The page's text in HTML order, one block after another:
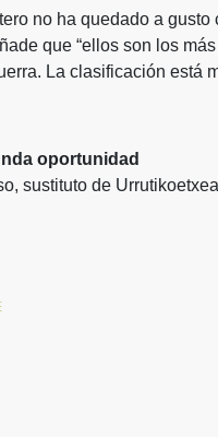
no ha quedado a gusto
que “ellos son los
La clasificación está
oportunidad
sustituto de